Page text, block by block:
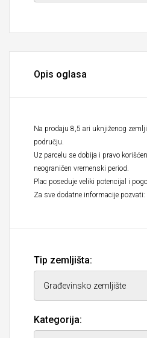
Opis oglasa
Na prodaju 8,5 ari uknjiženog
području.
Uz parcelu se dobija i pravo
neograničen vremenski period.
Plac poseduje veliki potencijal i
Za sve dodatne informacije
Tip zemljišta:
Kategorija: